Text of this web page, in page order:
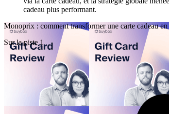
cadeau plus performant.
Monoprix : comment transformer une carte cadeau
Sur la piste 1